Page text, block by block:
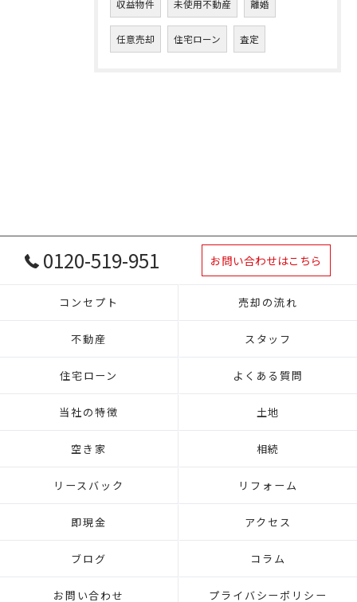
収益物件 未使用不動産 離婚
任意売却 住宅ローン 査定
0120-519-951 お問い合わせはこちら
コンセプト 売却の流れ
不動産 スタッフ
住宅ローン よくある質問
当社の特徴 土地
空き家 相続
リースバック リフォーム
即現金 アクセス
ブログ コラム
お問い合わせ プライバシーポリシー